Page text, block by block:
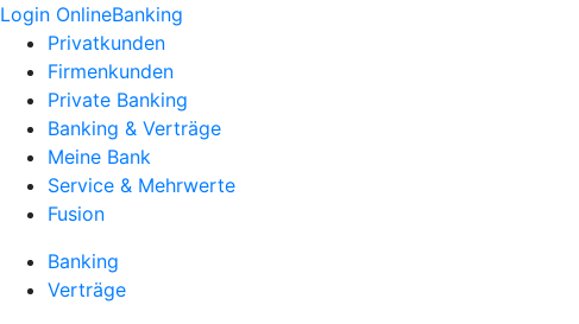
Login OnlineBanking
Privatkunden
Firmenkunden
Private Banking
Banking & Verträge
Meine Bank
Service & Mehrwerte
Fusion
Banking
Verträge